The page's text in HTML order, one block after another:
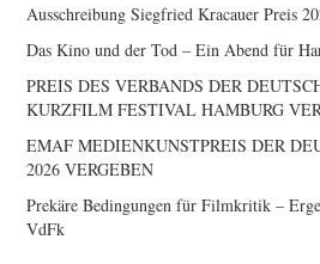
Ausschreibung Siegfried Kracauer Preis
Das Kino und der Tod – Ein Abend für
PREIS DES VERBANDS DER
KURZFILM FESTIVAL HAMBURG
EMAF MEDIENKUNSTPREIS DER
2026 VERGEBEN
Prekäre Bedingungen für Filmkritik –
VdFk